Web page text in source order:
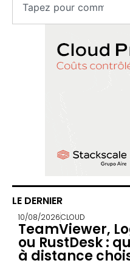
LE DERNIER
10/08/2026CLOUD
TeamViewer,
ou RustDesk :
à distance